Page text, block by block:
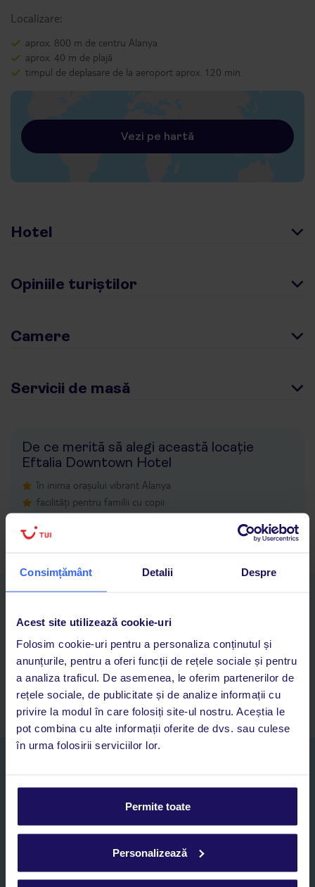
Consimțământ Detalii Despre
Acest site utilizează cookie-uri
Folosim cookie-uri pentru a personaliza conținutul și
anunțurile, pentru a oferi funcții de rețele sociale și pentru
a analiza traficul. De asemenea, le oferim partenerilor de
rețele sociale, de publicitate și de analize informații cu
privire la modul în care folosiți site-ul nostru. Aceștia le
pot combina cu alte informații oferite de dvs. sau culese
în urma folosirii serviciilor lor.
Permite toate
Personalizează
Localizare:
aprox. 800 m de centru Alanya
aprox. 40 m de plajă
timpul de deplasare de la aeroport aprox. 120 min.
Vezi pe hartă
Hotel
Opiniile turiștilor
Camere
Servicii de masă
De ce merită să alegi această locație
Eftalia Downtown Hotel
în inima orașului vibrant Alanya
facilități pentru familii cu copii
Cauți rapid vacanțe și hoteluri din toată lumea
Acces la rezervările curente pentru vacanțe și hoteluri, într-o
singură aplicație
Asistență 24/7 prin chat, pe toată durata vacanței
E-MAIL*
Sunt de acord cu prelucrarea datelor mele personale de către TUI
Romania SRL în scopuri de marketing, în cadrul și în scopul